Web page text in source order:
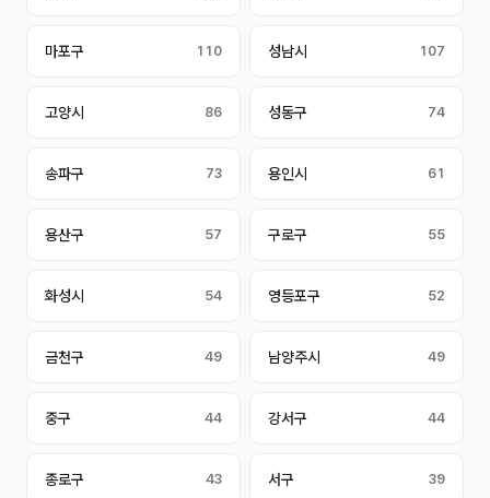
마포구 110 성남시 107
고양시 86 성동구 74
송파구 73 용인시 61
용산구 57 구로구 55
화성시 54 영등포구 52
금천구 49 남양주시 49
중구 44 강서구 44
종로구 43 서구 39